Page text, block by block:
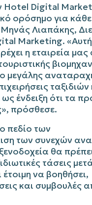
Hotel Digital
ορόσημο για κάθε
Λιαπάκης,
Marketing.
η εταιρεία μας
μεγάλης
ταξιδιών
ένδειξη ότι τα
πρόσθεσε.
πεδίο των
των συνεχών
θα
τάσεις
έτοιμη να βοηθήσει,
και συμβουλές